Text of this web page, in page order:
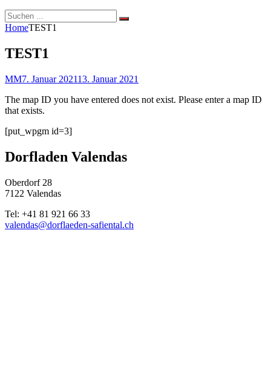
Search
Search
Search
for:
Site
HomeTEST1
TEST1
By
MMPosted
7. Januar 202113. Januar 2021
The map ID you have entered does not exist. Please enter a map ID
that exists.
[put_wpgm id=3]
Dorfladen Valendas
Oberdorf 28
7122 Valendas
Tel: +41 81 921 66 33
valendas@dorflaeden-safiental.ch